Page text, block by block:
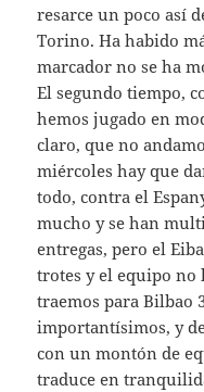
resarce un poco así
Torino. Ha habido
marcador no se ha
El segundo tiempo,
hemos jugado en
claro, que no
miércoles hay que
todo, contra el
mucho y se han
entregas, pero el
trotes y el equipo no
traemos para Bilbao
importantísimos, y
con un montón de
traduce en